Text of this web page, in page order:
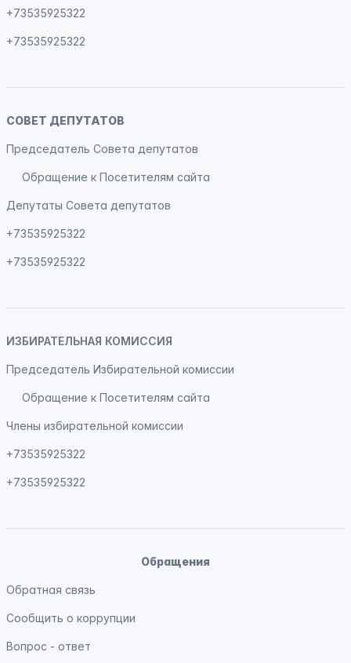
+73535925322
+73535925322
СОВЕТ ДЕПУТАТОВ
Председатель Совета депутатов
Обращение к Посетителям сайта
Депутаты Совета депутатов
+73535925322
+73535925322
ИЗБИРАТЕЛЬНАЯ КОМИССИЯ
Председатель Избирательной комиссии
Обращение к Посетителям сайта
Члены избирательной комиссии
+73535925322
+73535925322
Обращения
Обратная связь
Сообщить о коррупции
Вопрос - ответ